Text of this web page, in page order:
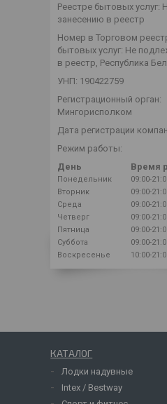
Реестре бытовых услуг:
занесению в реестр
Номер в Торговом
бытовых услуг: Не
в реестр, Республика
УНП: 190422759
Регистрационный орган:
Мингорисполком
Дата регистрации
Режим работы:
День
Время
Понедельник
09:00-
Вторник
09:00-
Среда
09:00-
Четверг
09:00-
Пятница
09:00-
Суббота
09:00-
Воскресенье
10:00-
КАТАЛОГ
Лодки надувные
Intex / Bestway